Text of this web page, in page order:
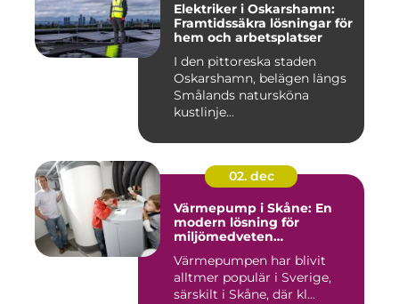
Elektriker i Oskarshamn:
Framtidssäkra lösningar för
hem och arbetsplatser
I den pittoreska staden
Oskarshamn, belägen längs
Smålands natursköna
kustlinje...
02. dec
Värmepump i Skåne: En
modern lösning för
miljömedveten
Värmepumpen har blivit
alltmer populär i Sverige,
särskilt i Skåne, där kl...